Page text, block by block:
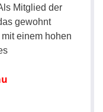
Mitglied der
gewohnt
einem hohen